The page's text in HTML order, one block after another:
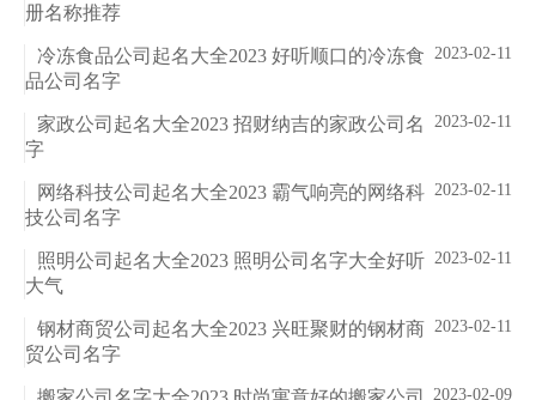
册名称推荐
2023-02-11
冷冻食品公司起名大全2023 好听顺口的冷冻食
品公司名字
2023-02-11
家政公司起名大全2023 招财纳吉的家政公司名
字
2023-02-11
网络科技公司起名大全2023 霸气响亮的网络科
技公司名字
2023-02-11
照明公司起名大全2023 照明公司名字大全好听
大气
2023-02-11
钢材商贸公司起名大全2023 兴旺聚财的钢材商
贸公司名字
2023-02-09